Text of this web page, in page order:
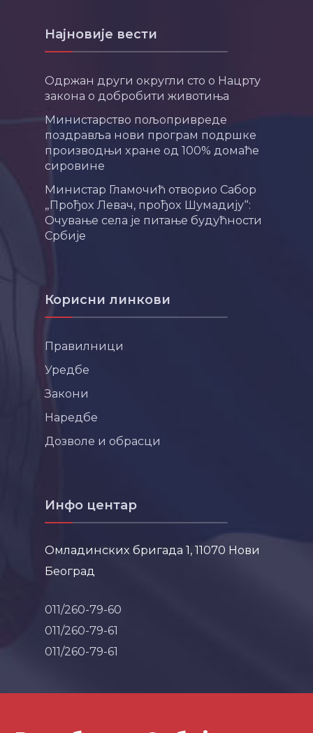
Најновије вести
Одржан други округли сто о Нацрту
закона о добробити животиња
Министарство пољопривреде
поздравља нови програм подршке
производњи хране од 100% домаће
сировине
Министар Гламочић отворио Сабор
„Прођох Левач, прођох Шумадију“:
Очување села је питање будућности
Србије
Корисни линкови
Правилници
Уредбе
Закони
Наредбе
Дозволе и обрасци
Инфо центар
Омладинских бригада 1, 11070 Нови
Београд
011/260-79-60
011/260-79-61
011/260-79-61